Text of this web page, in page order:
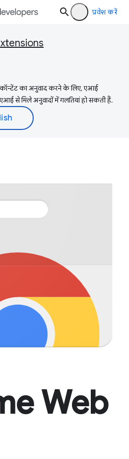
प्रवेश करें
का अनुवाद करने के लिए, एआई
से मिले अनुवादों में गलतियां हो सकती हैं.
Web